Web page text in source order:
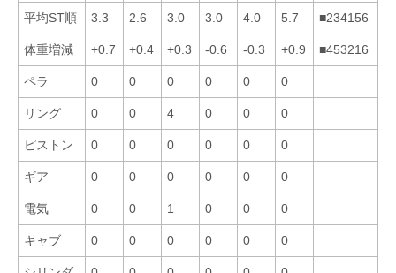
平均ST順 3.3 2.6 3.0 3.0 4.0 5.7 ■234156
体重増減 +0.7 +0.4 +0.3 -0.6 -0.3 +0.9 ■453216
ペラ 0 0 0 0 0 0
リング 0 0 4 0 0 0
ピストン 0 0 0 0 0 0
ギア 0 0 0 0 0 0
電気 0 0 1 0 0 0
キャブ 0 0 0 0 0 0